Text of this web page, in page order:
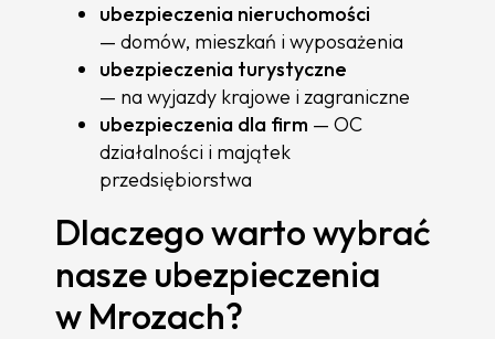
ubezpieczenia nieruchomości
— domów, mieszkań i wyposażenia
ubezpieczenia turystyczne
— na wyjazdy krajowe i zagraniczne
ubezpieczenia dla firm — OC
działalności i majątek
przedsiębiorstwa
Dlaczego warto wybrać
nasze ubezpieczenia
w Mrozach?